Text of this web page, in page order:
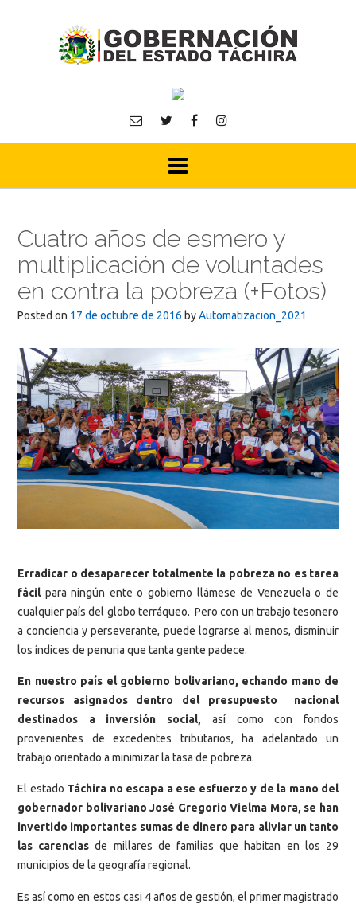
Cuatro años de esmero y
multiplicación de voluntades
en contra la pobreza (+Fotos)
Posted on 17 de octubre de 2016 byAutomatizacion_2021
Erradicar o desaparecer totalmente la pobreza no es tarea
fácilpara ningún ente o gobierno llámese de Venezuela o de
cualquier país del globo terráqueo. Pero con un trabajo tesonero
a conciencia y perseverante, puede lograrse al menos, disminuir
los índices de penuria que tanta gente padece.
En nuestro país el gobierno bolivariano, echando mano de
recursos asignados dentro del presupuesto nacional
destinados a inversión social, así como con fondos
provenientes de excedentes tributarios, ha adelantado un
trabajo orientado a minimizar la tasa de pobreza.
El estado Táchira no escapa a ese esfuerzo y de la mano del
gobernador bolivariano José Gregorio Vielma Mora, se han
invertido importantes sumas de dinero para aliviar un tanto
las carencias de millares de familias que habitan en los 29
municipios de la geografía regional.
Es así como en estos casi 4 años de gestión, el primer magistrado